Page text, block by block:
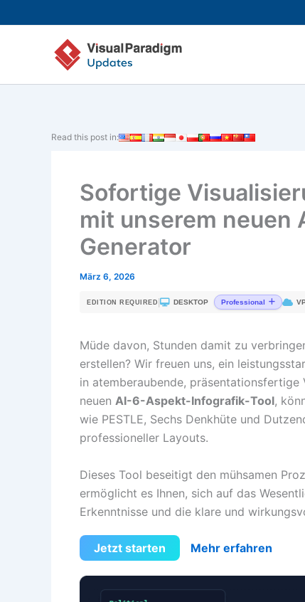
Inhalt
Read this post in:
Sofortige
mit unserem
Generator
März 6, 2026
EDITION REQUIRED DESKTOP Professional
Müde davon, Stunden damit zu
erstellen? Wir freuen uns, ein
in atemberaubende, präsentationsfertige
neuen AI-6-Aspekt-Infografik-Tool,
wie PESTLE, Sechs Denkhüte und
professioneller Layouts.
Dieses Tool beseitigt den mühsamen
ermöglicht es Ihnen, sich auf das
Erkenntnisse und die klare und
Jetzt starten Mehr erfahren